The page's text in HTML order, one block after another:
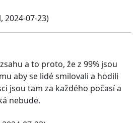
2024-07-23)
a to proto, že z 99% jsou
aby se lidé smilovali a hodili
jsou tam za každého počasí a
nebude.